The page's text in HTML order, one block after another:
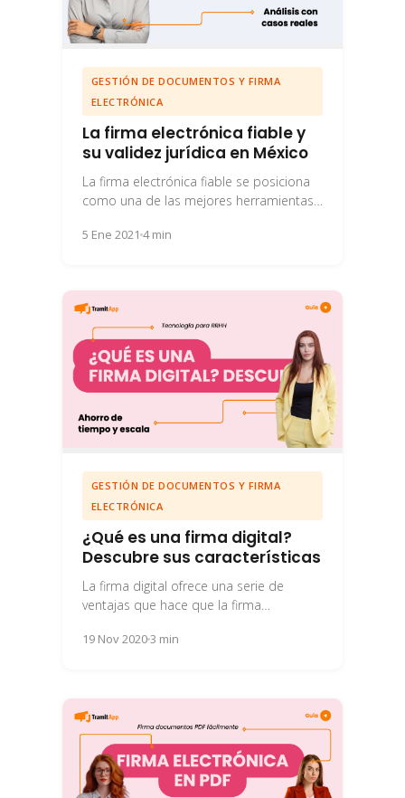
GESTIÓN DE DOCUMENTOS Y FIRMA
ELECTRÓNICA
La firma electrónica fiable y
su validez jurídica en México
La firma electrónica fiable se posiciona
como una de las mejores herramientas
momementos de pandemia...
5 Ene 2021 4 min
GESTIÓN DE DOCUMENTOS Y FIRMA
ELECTRÓNICA
¿Qué es una firma digital?
Descubre sus características
La firma digital ofrece una serie de
ventajas que hace que la firma
por qué deberías...
19 Nov 20203 min